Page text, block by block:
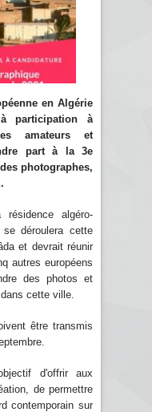
en Algérie
participation à
amateurs et
part à la 3e
photographes,
algéro-
se déroulera cette
et devrait réunir
autres européens
des photos et
cette ville.
être transmis
d'offrir aux
de permettre
contemporain sur